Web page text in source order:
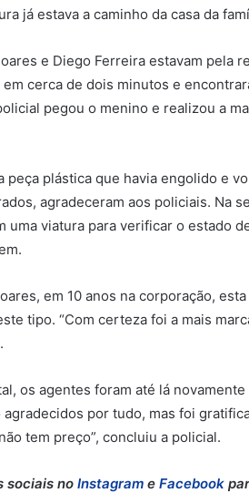
já estava a caminho da casa da
e Diego Ferreira estavam pela
cerca de dois minutos e
pegou o menino e realizou a
peça plástica que havia engolido e
agradeceram aos policiais. Na
uma viatura para verificar o estado
em 10 anos na corporação,
tipo. “Com certeza foi a mais
os agentes foram até lá
por tudo, mas foi
tem preço”, concluiu a policial.
sociais no Instagram e Facebook